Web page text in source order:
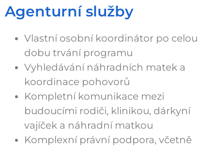
Agenturní služby
Vlastní osobní koordinátor po celou
dobu trvání programu
Vyhledávání náhradních matek a
koordinace pohovorů
Kompletní komunikace mezi
budoucími rodiči, klinikou, dárkyní
vajíček a náhradní matkou
Komplexní právní podpora, včetně